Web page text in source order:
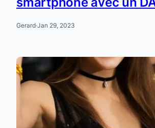
Gerard·Jan 29, 2023